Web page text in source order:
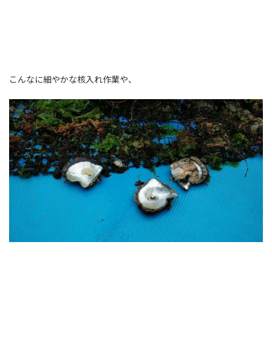
こんなに細やかな核入れ作業や、